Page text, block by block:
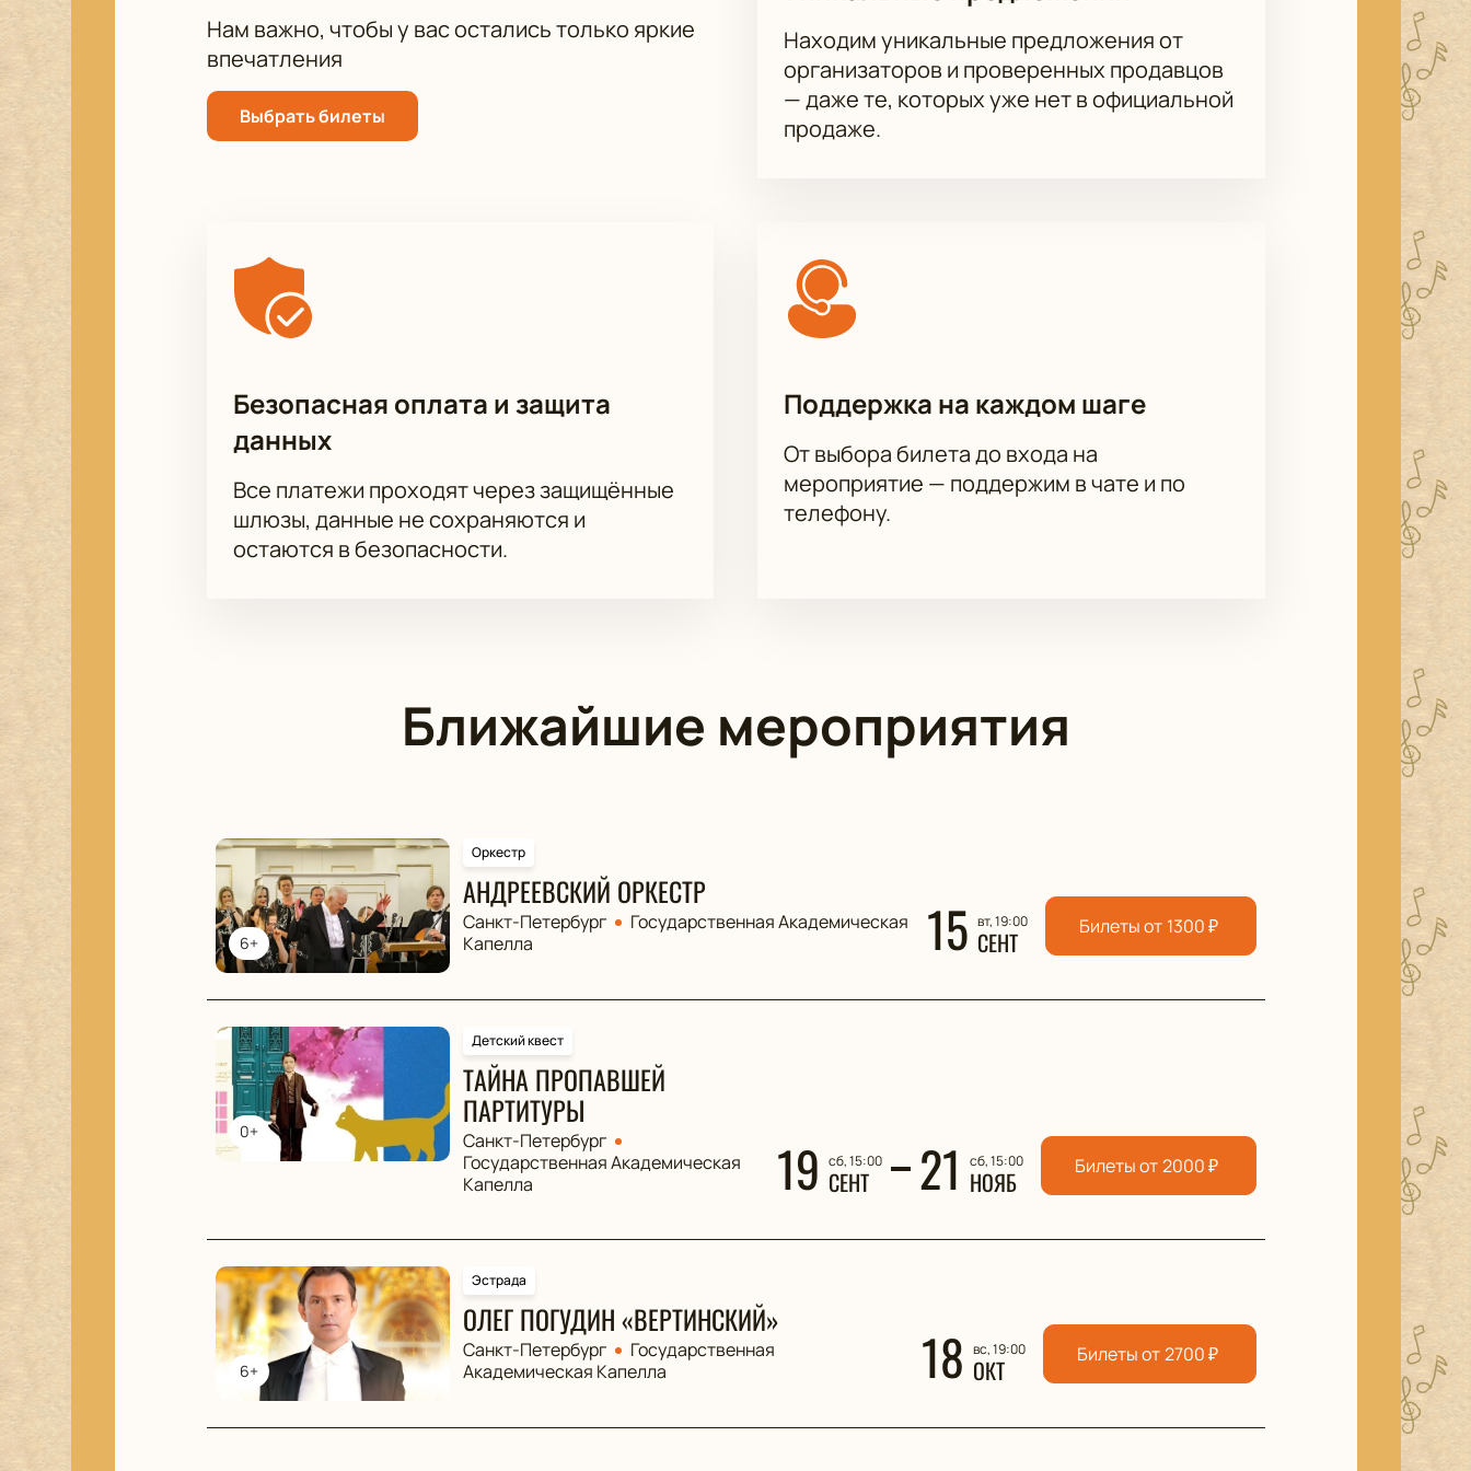
Нам важно, чтобы у вас остались только яркие
впечатления
Выбрать билеты
Находим уникальные предложения от
организаторов и проверенных продавцов
— даже те, которых уже нет в официальной
продаже.
Безопасная оплата и защита
данных
Все платежи проходят через защищённые
шлюзы, данные не сохраняются и
остаются в безопасности.
Поддержка на каждом шаге
От выбора билета до входа на
мероприятие — поддержим в чате и по
телефону.
Ближайшие мероприятия
6+
Оркестр
АНДРЕЕВСКИЙ ОРКЕСТР
Санкт-Петербург
Государственная Академическая
Капелла
15 вт, 19:00
СЕНТ Билеты от 1300₽
0+
Детский квест
ТАЙНА ПРОПАВШЕЙ
ПАРТИТУРЫ
Санкт-Петербург
Государственная Академическая
Капелла
19 сб, 15:00
СЕНТ 21 сб, 15:00
НОЯБ Билеты от 2000₽
6+
Эстрада
ОЛЕГ ПОГУДИН «ВЕРТИНСКИЙ»
Санкт-Петербург
Государственная
Академическая Капелла
18 вс, 19:00
ОКТ Билеты от 2700₽